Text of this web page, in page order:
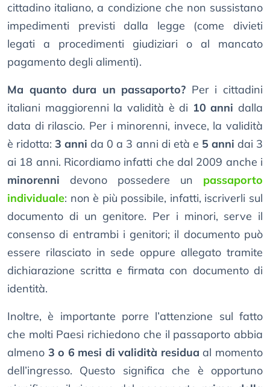
cittadino italiano, a condizione che non sussistano
impedimenti previsti dalla legge (come divieti
legati a procedimenti giudiziari o al mancato
pagamento degli alimenti).
Ma quanto dura un passaporto? Per i cittadini
italiani maggiorenni la validità è di 10 anni dalla
data di rilascio. Per i minorenni, invece, la validità
è ridotta:3 anni da 0 a 3 anni di età e 5 anni dai 3
ai 18 anni. Ricordiamo infatti che dal 2009 anche i
minorenni devono possedere un passaporto
individuale: non è più possibile, infatti, iscriverli sul
documento di un genitore. Per i minori, serve il
consenso di entrambi i genitori; il documento può
essere rilasciato in sede oppure allegato tramite
dichiarazione scritta e firmata con documento di
identità.
Inoltre, è importante porre l’attenzione sul fatto
che molti Paesi richiedono che il passaporto abbia
almeno 3 o 6 mesi di validità residua al momento
dell’ingresso. Questo significa che è opportuno